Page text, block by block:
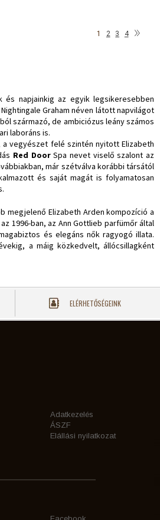
1 2 3 4 »
napjainkig az egyik legsikeresebben
Graham néven látott napvilágot
származó, de ambiciózus leány számos
laboráns is.
a vegyészet felé szintén nyitott Elizabeth
Red DoorSpa nevet viselő szalont az
már szétválva korábbi társától
és saját magát is folyamatosan
megjelenő Elizabeth Arden kompozíció a
1996-ban, az Ann Gottlieb parfümőr által
és elegáns nők ragyogó illata.
a máig közkedvelt, állócsillagként
ELÉRHETŐSÉGEINK
Adatkezelés
ÁSZF
Elállási nyilatkozat